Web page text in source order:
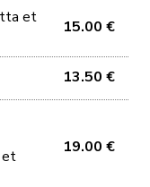
et
15.00 €
13.50 €
et
19.00 €